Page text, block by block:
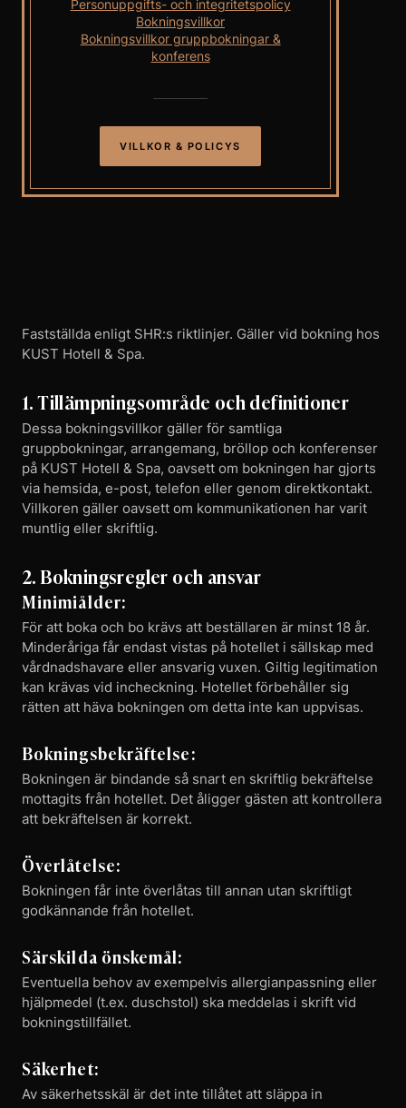
Personuppgifts- och integritetspolicy
Bokningsvillkor
Bokningsvillkor gruppbokningar &
konferens
VILLKOR & POLICYS
Fastställda enligt SHR:s riktlinjer. Gäller vid bokning hos
KUST Hotell & Spa.
1. Tillämpningsområde och definitioner
Dessa bokningsvillkor gäller för samtliga
gruppbokningar, arrangemang, bröllop och konferenser
på KUST Hotell & Spa, oavsett om bokningen har gjorts
via hemsida, e-post, telefon eller genom direktkontakt.
Villkoren gäller oavsett om kommunikationen har varit
muntlig eller skriftlig.
2. Bokningsregler och ansvar
Minimiålder:
För att boka och bo krävs att beställaren är minst 18 år.
Minderåriga får endast vistas på hotellet i sällskap med
vårdnadshavare eller ansvarig vuxen. Giltig legitimation
kan krävas vid incheckning. Hotellet förbehåller sig
rätten att häva bokningen om detta inte kan uppvisas.
Bokningsbekräftelse:
Bokningen är bindande så snart en skriftlig bekräftelse
mottagits från hotellet. Det åligger gästen att kontrollera
att bekräftelsen är korrekt.
Överlåtelse:
Bokningen får inte överlåtas till annan utan skriftligt
godkännande från hotellet.
Särskilda önskemål:
Eventuella behov av exempelvis allergianpassning eller
hjälpmedel (t.ex. duschstol) ska meddelas i skrift vid
bokningstillfället.
Säkerhet:
Av säkerhetsskäl är det inte tillåtet att släppa in